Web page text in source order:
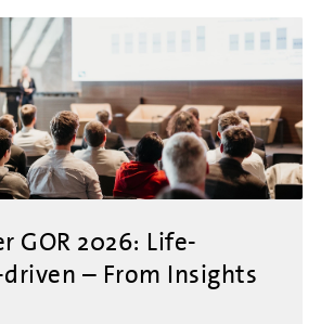
GOR 2026: Life-
– From Insights